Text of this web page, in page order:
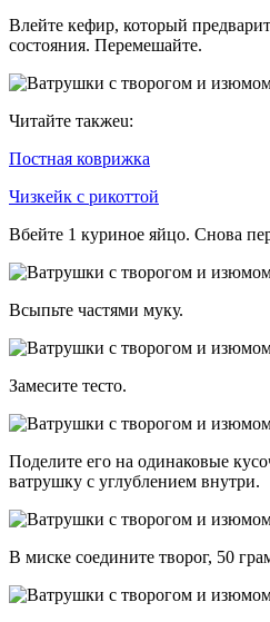
Влейте кефир, который
состояния. Перемешайте.
Читайте такжеu:
Постная коврижка
Чизкейк с рикоттой
Вбейте 1 куриное яйцо. Снова
Всыпьте частями муку.
Замесите тесто.
Поделите его на одинаковые
ватрушку с углублением внутри.
В миске соедините творог, 50